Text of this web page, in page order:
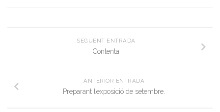
SEGÜENT ENTRADA
Contenta
ANTERIOR ENTRADA
Preparant l’exposició de setembre.